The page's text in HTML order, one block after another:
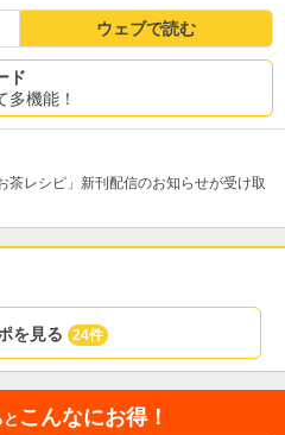
ウェブで読む
ド
多機能！
茶レシピ」新刊配信のお知らせが受け取
を見る 24件
こんなにお得！